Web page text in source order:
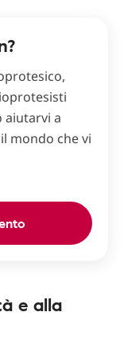
aiutarvi a
mondo che vi
e alla